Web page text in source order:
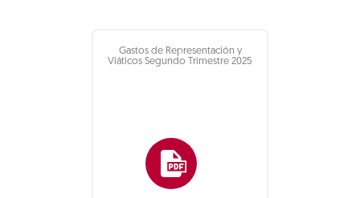
Gastos de Representación y
Viáticos Segundo Trimestre 2025